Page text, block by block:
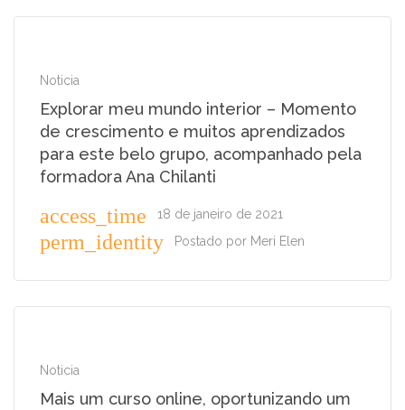
Noticia
Explorar meu mundo interior – Momento
de crescimento e muitos aprendizados
para este belo grupo, acompanhado pela
formadora Ana Chilanti
access_time 18 de janeiro de 2021
perm_identity Postado por Meri Elen
Noticia
Mais um curso online, oportunizando um